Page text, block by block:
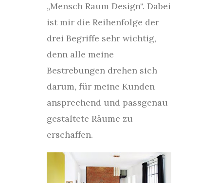
„Mensch Raum Design“. Dabei
ist mir die Reihenfolge der
drei Begriffe sehr wichtig,
denn alle meine
Bestrebungen drehen sich
darum, für meine Kunden
ansprechend und passgenau
gestaltete Räume zu
erschaffen.